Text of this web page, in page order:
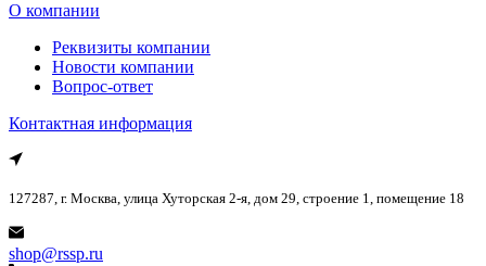
О компании
Реквизиты компании
Новости компании
Вопрос-ответ
Контактная информация
127287, г. Москва, улица Хуторская 2-я, дом 29, строение 1, помещение 18
shop@rssp.ru